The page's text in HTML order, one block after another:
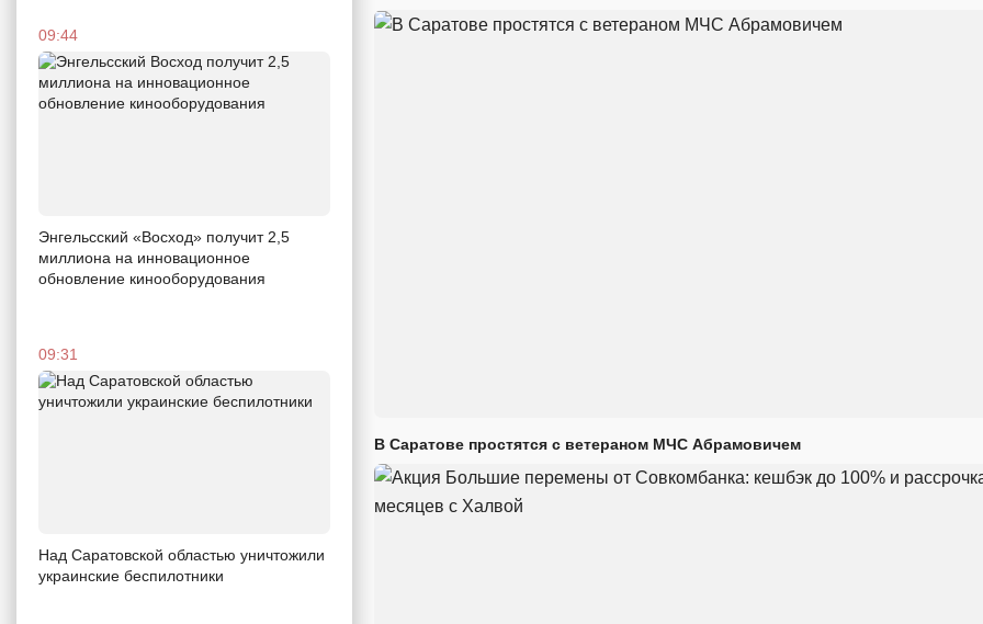
09:44
Энгельсский «Восход» получит 2,5
миллиона на инновационное
обновление кинооборудования
09:31
Над Саратовской областью уничтожили
украинские беспилотники
В Саратове простятся с ветераном МЧС Абрамовичем